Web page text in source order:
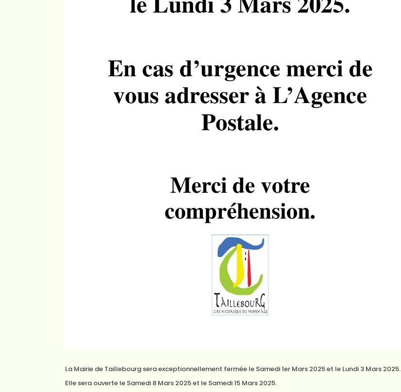
La Mairie de Taillebourg sera exceptionnellement fermée le Samedi 1er Mars 2025 et le Lundi 3 Mars 2025.
Elle sera ouverte le Samedi 8 Mars 2025 et le Samedi 15 Mars 2025.